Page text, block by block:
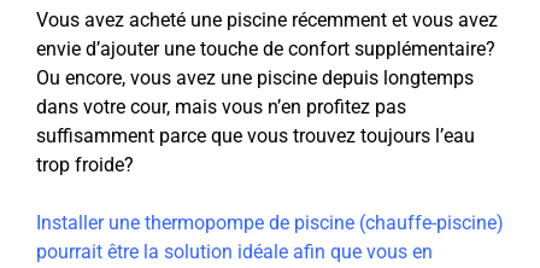
Vous avez acheté une piscine récemment et vous avez
envie d’ajouter une touche de confort supplémentaire?
Ou encore, vous avez une piscine depuis longtemps
dans votre cour, mais vous n’en profitez pas
suffisamment parce que vous trouvez toujours l’eau
trop froide?
Installer une thermopompe de piscine (chauffe-piscine)
pourrait être la solution idéale afin que vous en